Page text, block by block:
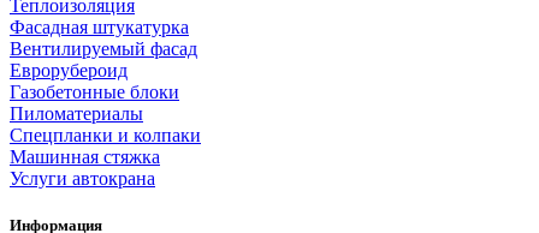
Теплоизоляция
Фасадная штукатурка
Вентилируемый фасад
Еврорубероид
Газобетонные блоки
Пиломатериалы
Спецпланки и колпаки
Машинная стяжка
Услуги автокрана
Информация